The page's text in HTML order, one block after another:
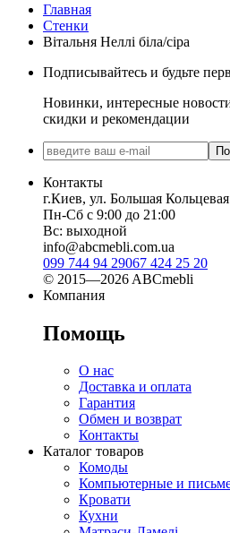
Главная
Стенки
Вітальня Неллі біла/сіра
Подписывайтесь и будьте
Новинки, интересные
скидки и рекомендации
Контакты
г.Киев, ул. Большая
Пн-Сб с 9:00 до 21:00
Вс: выходной
info@abcmebli.com.ua
099 744 94 29067 424 25 20
© 2015—2026 ABCmebli
Компания
Помощь
О нас
Доставка и оплата
Гарантия
Обмен и возврат
Контакты
Каталог товаров
Комоды
Компьютерные и
Кровати
Кухни